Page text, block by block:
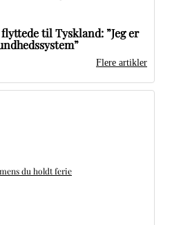
til Tyskland: ”Jeg er
Flere artikler
du holdt ferie